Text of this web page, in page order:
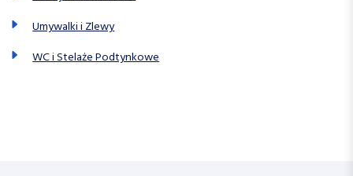
Umywalki i Zlewy
WC i Stelaże Podtynkowe